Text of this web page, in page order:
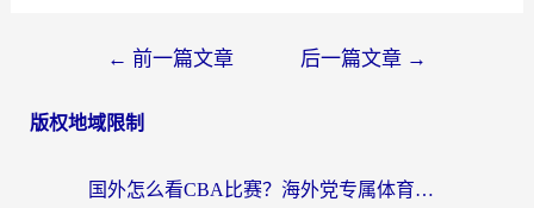
← 前一篇文章 后一篇文章 →
版权地域限制
国外怎么看CBA比赛？海外党专属体育直播指南，告别地区限制看球自由